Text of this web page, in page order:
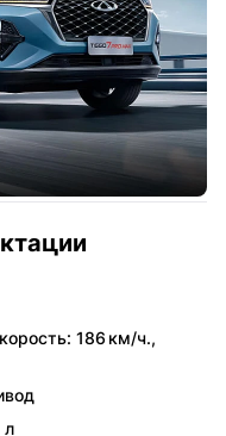
186 км/ч.,
л